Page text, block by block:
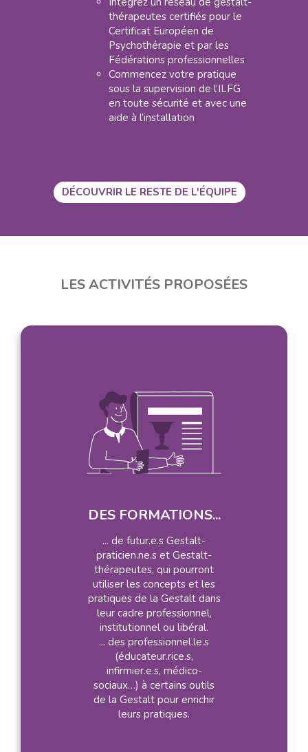
thérapeutes certifiés pour le
Certificat Européen de
Psychothérapie et par les
Fédérations professionnelles
Commencez votre pratique
sous la supervision de l’ILFG
en toute sécurité et avec une
aide à l’installation
DÉCOUVRIR LE RESTE DE L'ÉQUIPE
LES ACTIVITÉS PROPOSÉES
DES FORMATIONS...
... de futur.e.s Gestalt-
praticien.ne.s et Gestalt-
thérapeutes, qui pourront
utiliser les concepts et les
pratiques de la Gestalt dans
leur cadre professionnel,
institutionnel ou libéral.
... des professionnel.le.s
(éducateur.rice.s,
infirmier.e.s, médico-
sociaux…) à certains outils
de la Gestalt pour enrichir
leurs pratiques.